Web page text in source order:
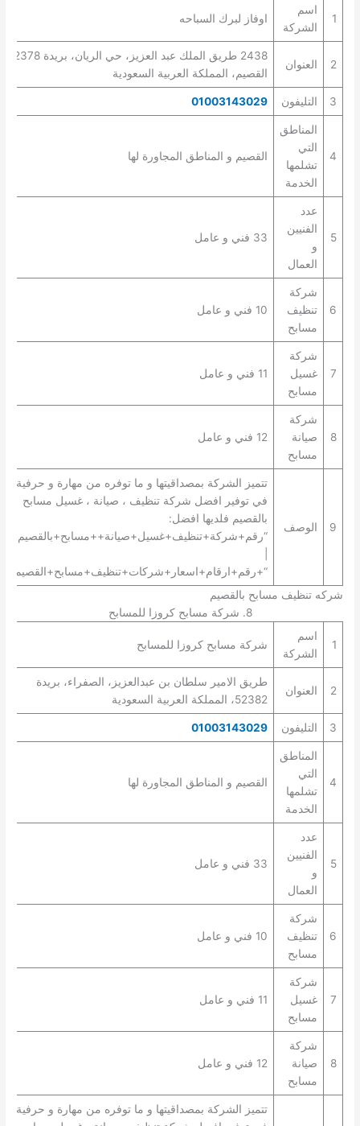
1
اسم
الشركة
اوفاز لبرك السباحه
2 العنوان
القصيم، المملكة العربية السعودية
3 التليفون 01003143029
4
المناطق
التي
تشلمها
الخدمة
القصيم و المناطق المجاورة لها
5
عدد
الفنيين
و
العمال
33 فني و عامل
6
شركة
تنظيف
مسابح
10 فني و عامل
7
شركة
غسيل
مسابح
11 فني و عامل
8
شركة
صيانة
مسابح
12 فني و عامل
9 الوصف
تتميز الشركة بمصداقيتها و ما توفره من مهارة و حرفية
في توفير افضل شركة تنظيف ، صيانة ، غسيل مسابح
بالقصيم فلديها افضل:
“رقم+شركة+تنظيف+غسيل+صيانة++مسابح+بالقصيم+”
“+رقم+ارقام+اسعار+شركات+تنظيف+مسابح+القصيم+”.
شركه تنظيف مسابح بالقصيم
8. شركة مسابح كروزا للمسابح
1
اسم
الشركة
شركة مسابح كروزا للمسابح
2 العنوان
طريق الامير سلطان بن عبدالعزيز، الصفراء، بريدة
52382، المملكة العربية السعودية
3 التليفون 01003143029
4
المناطق
التي
تشلمها
الخدمة
القصيم و المناطق المجاورة لها
5
عدد
الفنيين
و
العمال
33 فني و عامل
6
شركة
تنظيف
مسابح
10 فني و عامل
7
شركة
غسيل
مسابح
11 فني و عامل
8
شركة
صيانة
مسابح
12 فني و عامل
تتميز الشركة بمصداقيتها و ما توفره من مهارة و حرفية